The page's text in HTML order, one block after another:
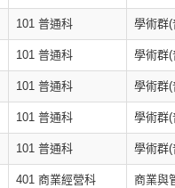
101 普通科 學術群
101 普通科 學術群
101 普通科 學術群
101 普通科 學術群
101 普通科 學術群
401 商業經營科 商業與